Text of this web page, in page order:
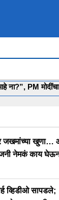
PM मोदींचा
जखमांच्या खुणा…
नेमकं काय
व्हिडीओ सापडले;